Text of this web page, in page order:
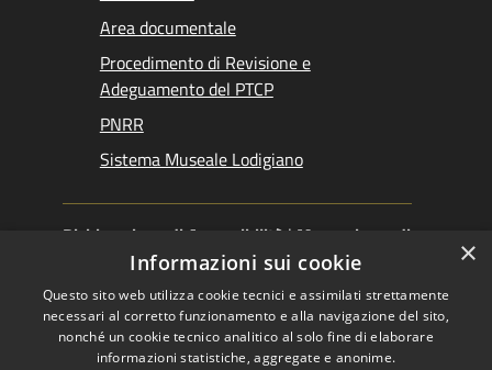
Area documentale
Procedimento di Revisione e
Adeguamento del PTCP
PNRR
Sistema Museale Lodigiano
Dichiarazione di Accessibilità | Meccanismo di
Feedback|Obiettivi accessibilità ×
Informazioni sui cookie
Questo sito web utilizza cookie tecnici e assimilati strettamente
necessari al corretto funzionamento e alla navigazione del sito,
nonché un cookie tecnico analitico al solo fine di elaborare
informazioni statistiche, aggregate e anonime.